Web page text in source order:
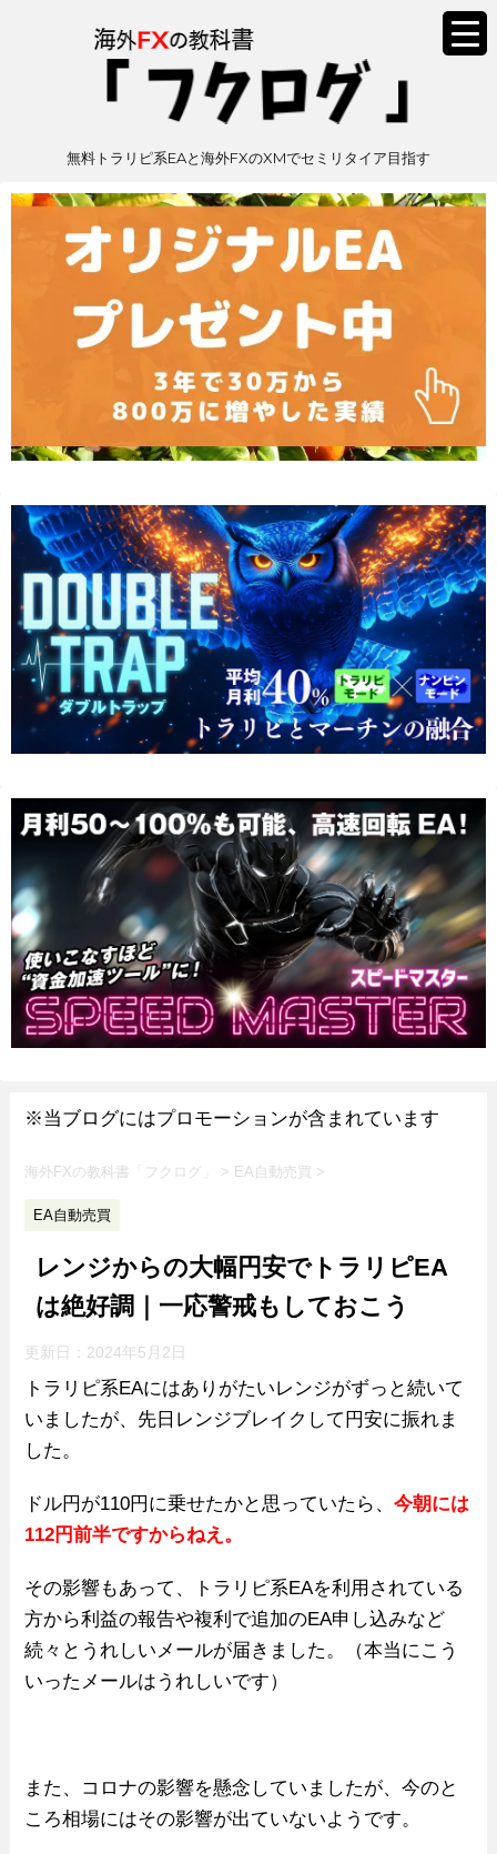
無料トラリピ系EAと海外FXのXMでセミリタイア目指す
※当ブログにはプロモーションが含まれています
海外FXの教科書「フクログ」 > EA自動売買 >
EA自動売買
レンジからの大幅円安でトラリピEA
は絶好調｜一応警戒もしておこう
更新日： 2024年5月2日
トラリピ系EAにはありがたいレンジがずっと続いて
いましたが、先日レンジブレイクして円安に振れま
した。
ドル円が110円に乗せたかと思っていたら、今朝には
112円前半ですからねえ。
その影響もあって、トラリピ系EAを利用されている
方から利益の報告や複利で追加のEA申し込みなど
続々とうれしいメールが届きました。（本当にこう
いったメールはうれしいです）
また、コロナの影響を懸念していましたが、今のと
ころ相場にはその影響が出ていないようです。